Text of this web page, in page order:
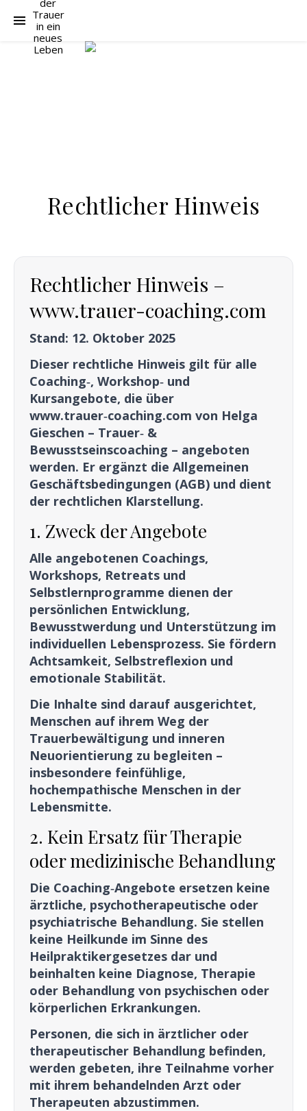
Rechtlicher Hinweis
Rechtlicher Hinweis –
www.trauer-coaching.com
Stand: 12. Oktober 2025
Dieser rechtliche Hinweis gilt für alle
Coaching‑, Workshop‑ und
Kursangebote, die über
www.trauer‑coaching.com von Helga
Gieschen – Trauer‑ &
Bewusstseinscoaching – angeboten
werden. Er ergänzt die Allgemeinen
Geschäftsbedingungen (AGB) und dient
der rechtlichen Klarstellung.
1. Zweck der Angebote
Alle angebotenen Coachings,
Workshops, Retreats und
Selbstlernprogramme dienen der
persönlichen Entwicklung,
Bewusstwerdung und Unterstützung im
individuellen Lebensprozess. Sie fördern
Achtsamkeit, Selbstreflexion und
emotionale Stabilität.
Die Inhalte sind darauf ausgerichtet,
Menschen auf ihrem Weg der
Trauerbewältigung und inneren
Neuorientierung zu begleiten –
insbesondere feinfühlige,
hochempathische Menschen in der
Lebensmitte.
2. Kein Ersatz für Therapie
oder medizinische Behandlung
Die Coaching‑Angebote ersetzen keine
ärztliche, psychotherapeutische oder
psychiatrische Behandlung. Sie stellen
keine Heilkunde im Sinne des
Heilpraktikergesetzes dar und
beinhalten keine Diagnose, Therapie
oder Behandlung von psychischen oder
körperlichen Erkrankungen.
Personen, die sich in ärztlicher oder
therapeutischer Behandlung befinden,
werden gebeten, ihre Teilnahme vorher
mit ihrem behandelnden Arzt oder
Therapeuten abzustimmen.